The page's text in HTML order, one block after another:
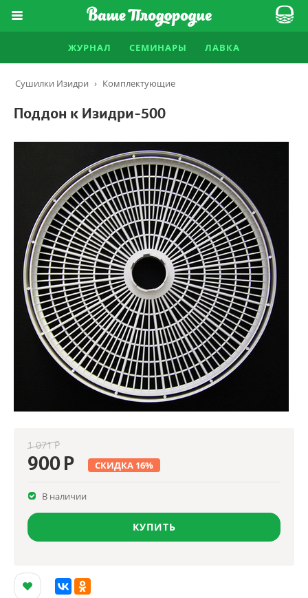
ЖУРНАЛ СЕМИНАРЫ ЛАВКА
Сушилки Изидри › Комплектующие
Поддон к Изидри-500
1 071Р
900 Р СКИДКА 16%
В наличии
КУПИТЬ